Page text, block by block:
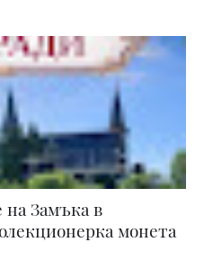
Замъка в
монета